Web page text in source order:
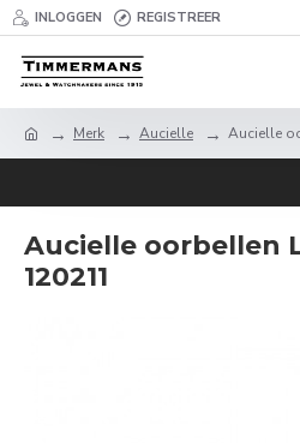
INLOGGEN REGISTREER
Merk Aucielle Aucielle
Aucielle oorbellen
120211